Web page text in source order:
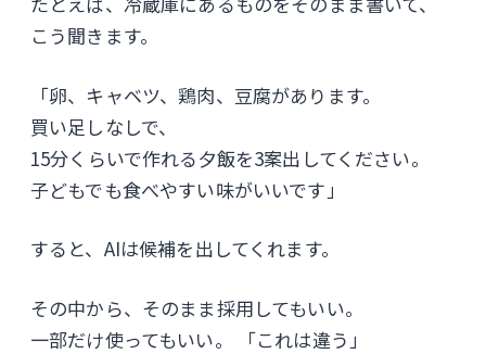
こう聞きます。
「卵、キャベツ、鶏肉、豆腐があります。
買い足しなしで、
15分くらいで作れる夕飯を3案出してください。
子どもでも食べやすい味がいいです」
すると、AIは候補を出してくれます。
その中から、そのまま採用してもいい。
一部だけ使ってもいい。 「これは違う」